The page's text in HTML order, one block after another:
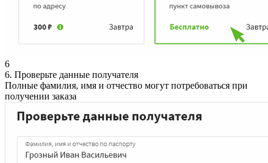
6
6. Проверьте данные получателя
Полные фамилия, имя и отчество могут потребоваться при
получении заказа